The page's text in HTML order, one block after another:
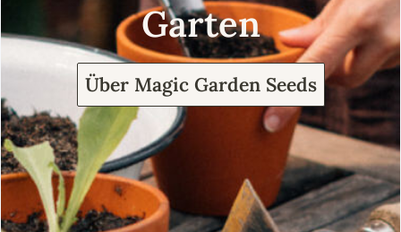
Garten
Über Magic Garden Seeds